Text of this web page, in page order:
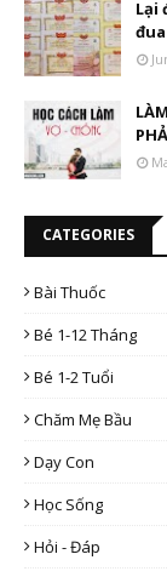
Lại
CATEGORIES
Bài Thuốc
Bé 1-12 Tháng
Bé 1-2 Tuổi
Chăm Mẹ Bầu
Dạy Con
Học Sống
Hỏi - Đáp